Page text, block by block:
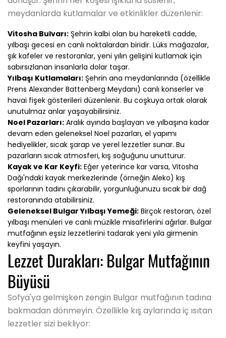
meydanlarda kutlamalar ve etkinlikler düzenlenir:
Vitosha Bulvarı: Şehrin kalbi olan bu hareketli cadde,
yılbaşı gecesi en canlı noktalardan biridir. Lüks mağazalar,
şık kafeler ve restoranlar, yeni yılın gelişini kutlamak için
sabırsızlanan insanlarla dolar taşar.
Yılbaşı Kutlamaları: Şehrin ana meydanlarında (özellikle
Prens Alexander Battenberg Meydanı) canlı konserler ve
havai fişek gösterileri düzenlenir. Bu coşkuya ortak olarak
unutulmaz anlar yaşayabilirsiniz.
Noel Pazarları: Aralık ayında başlayan ve yılbaşına kadar
devam eden geleneksel Noel pazarları, el yapımı
hediyelikler, sıcak şarap ve yerel lezzetler sunar. Bu
pazarların sıcak atmosferi, kış soğuğunu unutturur.
Kayak ve Kar Keyfi: Eğer yeterince kar varsa, Vitosha
Dağı'ndaki kayak merkezlerinde (örneğin Aleko) kış
sporlarının tadını çıkarabilir, yorgunluğunuzu sıcak bir dağ
restoranında atabilirsiniz.
Geleneksel Bulgar Yılbaşı Yemeği: Birçok restoran, özel
yılbaşı menüleri ve canlı müzikle misafirlerini ağırlar. Bulgar
mutfağının eşsiz lezzetlerini tadarak yeni yıla girmenin
keyfini yaşayın.
Lezzet Durakları: Bulgar Mutfağının
Büyüsü
Sofya'ya gelmişken zengin Bulgar mutfağının tadına
bakmadan dönmeyin. Özellikle kış aylarında iç ısıtan
lezzetler sizi bekliyor: